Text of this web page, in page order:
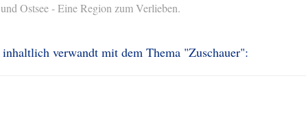
Ostsee - Eine Region zum Verlieben.
verwandt mit dem Thema "Zuschauer":